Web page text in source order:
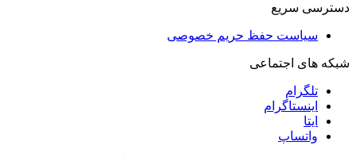
دسترسی سریع
سیاست حفظ حریم خصوصی
شبکه های اجتماعی
تلگرام
اینستاگرام
ایتا
واتساپ